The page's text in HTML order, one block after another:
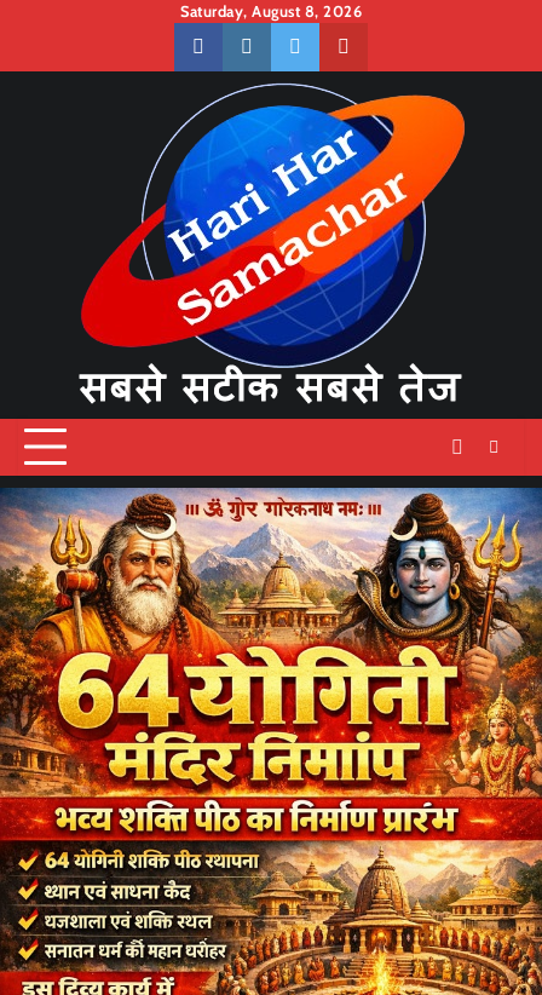
content
Saturday, August 8, 2026
facebookinstagramtwitteryoutube